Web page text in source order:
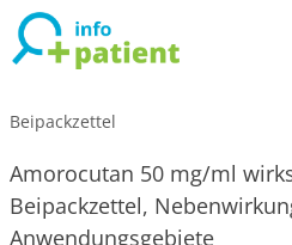
Beipackzettel
Amorocutan 50 mg/ml
Beipackzettel,
Anwendungsgebiete